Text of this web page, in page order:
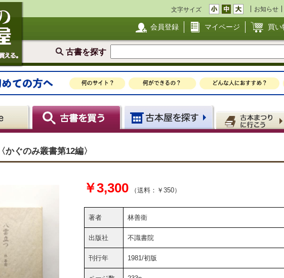
文字サイズ お知らせ
会員登録 マイページ 買い
古書を探す
かぐのみ叢書第12編〉
￥3,300 （送料：￥350）
著者 林善衛
出版社 不識書院
刊行年 1981/初版